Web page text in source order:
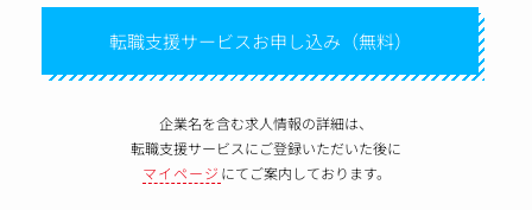
転職支援サービスお申し込み（無料）
企業名を含む求人情報の詳細は、
転職支援サービスにご登録いただいた後に
マイページ にてご案内しております。